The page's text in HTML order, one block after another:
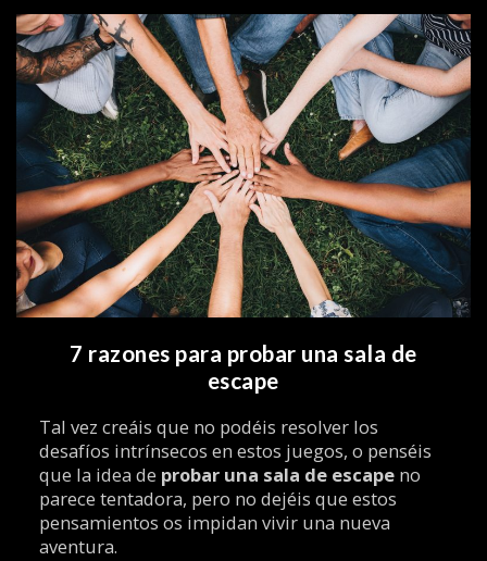
7 razones para probar una sala de
escape
Tal vez creáis que no podéis resolver los
desafíos intrínsecos en estos juegos, o penséis
que la idea de probar una sala de escapeno
parece tentadora, pero no dejéis que estos
pensamientos os impidan vivir una nueva
aventura.